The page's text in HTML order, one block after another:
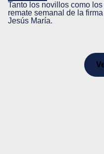
Tanto los novillos como
remate semanal de la
Jesús María.